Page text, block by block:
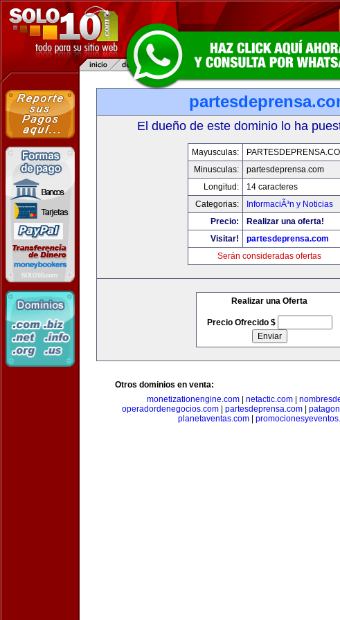
El dueño de este dominio lo ha
Mayusculas:
Minusculas:
partesdeprensa.com
Longitud:
14 caracteres
Categorias:
InformaciÃ³n y Noticias
Precio:
Realizar una oferta!
Visitar!
partesdeprensa.com
Serán consideradas ofertas
Realizar una Oferta
Precio Ofrecido $
Otros dominios en venta:
monetizationengine.com| netactic.com|
operadordenegocios.com
partesdeprensa.com
planetaventas.com